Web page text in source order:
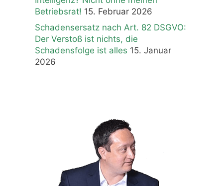
Betriebsrat! 15. Februar 2026
Schadensersatz nach Art. 82 DSGVO:
Der Verstoß ist nichts, die
Schadensfolge ist alles 15. Januar
2026